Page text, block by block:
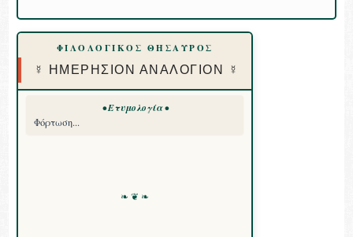
ΦΙΛΟΛΟΓΙΚΟΣ ΘΗΣΑΥΡΟΣ
☿ ΗΜΕΡΗΣΙΟΝ ΑΝΑΛΟΓΙΟΝ ☿
• Ετυμολογία •
Φόρτωση...
❧ ❦ ❧